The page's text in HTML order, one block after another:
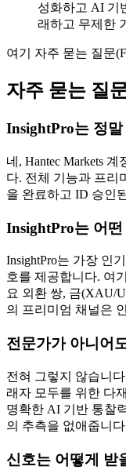
성화하고 AI 기
래하고 무제한
여기 자주 묻는 질문
자주 묻는 질
InsightPro는 정
네, Hantec Markets
다. 전체 기능과 프리
을 완료하고 ID 승인
InsightPro는 어
InsightPro는 가장 인
호를 제공합니다. 여
요 외환 쌍, 금(XAU/
의 프리미엄 채널은
전문가가 아니어
전혀 그렇지 않습니
래자 모두를 위한 다
명확한 AI 기반 통찰
의 추측을 없애줍니
신호는 어떻게 받